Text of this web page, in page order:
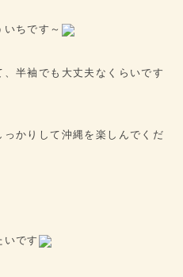
ちです～
半袖でも大丈夫なくらいです
かりして沖縄を楽しんでくだ
いです